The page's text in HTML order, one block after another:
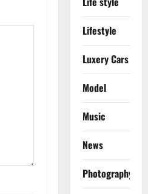
Lifestyle
Luxery Cars
Model
Music
News
Photography